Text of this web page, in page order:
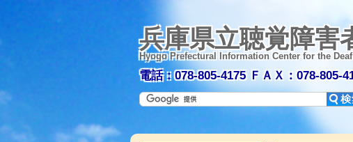
兵庫県立聴覚障害
Hyogo Prefectural Information Center for the Deaf
電話：078-805-4175 ＦＡＸ：078-805-